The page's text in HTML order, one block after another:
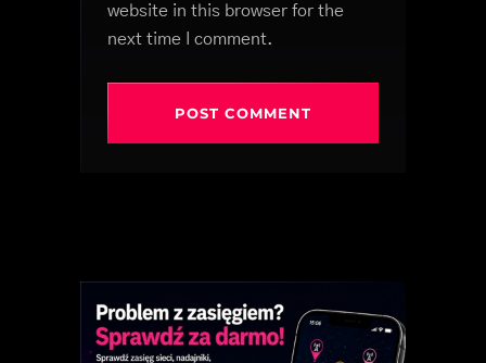
website in this browser for the
next time I comment.